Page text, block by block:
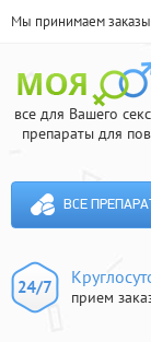
Мы принимаем заказы
все для Вашего
препараты для
ВСЕ
прием